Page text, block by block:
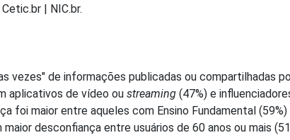
| NIC.br.
vezes" de informações publicadas ou compartilhadas
aplicativos de vídeo ou streaming (47%) e
foi maior entre aqueles com Ensino Fundamental
desconfiança entre usuários de 60 anos ou mais